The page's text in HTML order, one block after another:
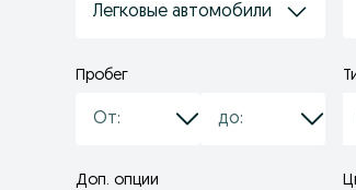
Легковые автомобили
Пробег
Доп. опции